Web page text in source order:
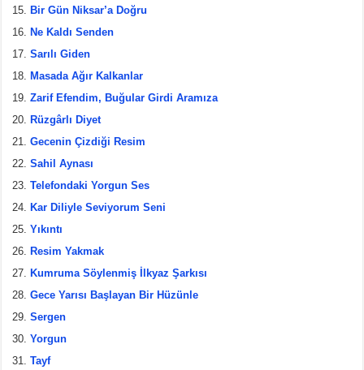
Bir Gün Niksar’a Doğru
Ne Kaldı Senden
Sarılı Giden
Masada Ağır Kalkanlar
Zarif Efendim, Buğular Girdi Aramıza
Rüzgârlı Diyet
Gecenin Çizdiği Resim
Sahil Aynası
Telefondaki Yorgun Ses
Kar Diliyle Seviyorum Seni
Yıkıntı
Resim Yakmak
Kumruma Söylenmiş İlkyaz Şarkısı
Gece Yarısı Başlayan Bir Hüzünle
Sergen
Yorgun
Tayf